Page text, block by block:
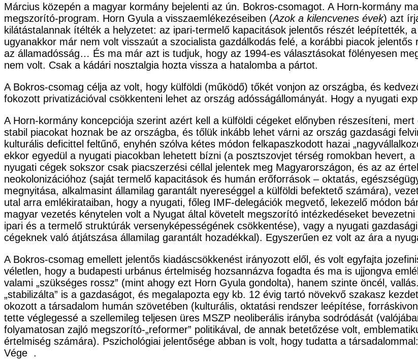
Március közepén a magyar kormány bejelenti az ún. Bokros-csomagot. A Horn-kormány
megszorító-program. Horn Gyula a visszaemlékezéseiben (Azok a kilencvenes évek) azt
kilátástalannak ítélték a helyzetet: az ipari-termelő kapacitások jelentős részét leépítették,
ugyanakkor már nem volt visszaút a szocialista gazdálkodás felé, a korábbi piacok
az államadósság… És ma már azt is tudjuk, hogy az 1994-es választásokat fölényesen
nem volt. Csak a kádári nosztalgia hozta vissza a hatalomba a pártot.
A Bokros-csomag célja az volt, hogy külföldi (működő) tőkét vonjon az országba, és
fokozott privatizációval csökkenteni lehet az ország adósságállományát. Hogy a nyugati
A Horn-kormány koncepciója szerint azért kell a külföldi cégeket előnyben részesíteni,
stabil piacokat hoznak be az országba, és tőlük inkább lehet várni az ország gazdasági
kulturális deficittel feltűnő, enyhén szólva kétes módon felkapaszkodott hazai
ekkor egyedül a nyugati piacokban lehetett bízni (a posztszovjet térség romokban hevert,
nyugati cégek sokszor csak piacszerzési céllal jelentek meg Magyarországon, és az az
neokolonizációhoz (saját termelő kapacitások és humán erőforrások – oktatás,
megnyitása, alkalmasint államilag garantált nyereséggel a külföldi befektető számára),
utal arra emlékirataiban, hogy a nyugati, főleg IMF-delegációk megvető, lekezelő módon
magyar vezetés kénytelen volt a Nyugat által követelt megszorító intézkedéseket
ipari és a termelő struktúrák versenyképességének csökkentése), vagy a nyugati
cégeknek való átjátszása államilag garantált hozadékkal). Egyszerűen ez volt az ára a
A Bokros-csomag emellett jelentős kiadáscsökkenést irányozott elől, és volt egyfajta
véletlen, hogy a budapesti urbánus értelmiség hozsannázva fogadta és ma is ujjongva
valami „szükséges rossz” (mint ahogy ezt Horn Gyula gondolta), hanem szinte öncél,
„stabilizálta” is a gazdaságot, és megalapozta egy kb. 12 évig tartó növekvő szakasz
okozott a társadalom humán szövetében (kulturális, oktatási rendszer leépítése,
tette véglegessé a szellemileg teljesen üres MSZP neoliberális irányba sodródását
folyamatosan zajló megszorító-„reformer” politikával, de annak betetőzése volt,
értelmiség számára). Pszichológiai jelentősége abban is volt, hogy tudatta a
Vége .